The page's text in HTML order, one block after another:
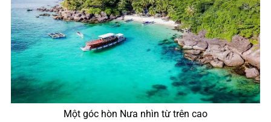
Một góc hòn Nưa nhìn từ trên cao